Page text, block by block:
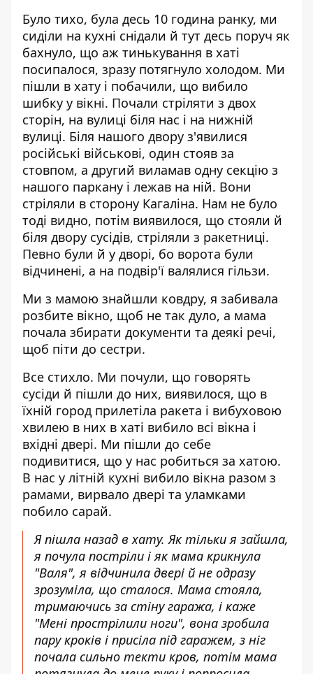
Було тихо, була десь 10 година ранку, ми
сиділи на кухні снідали й тут десь поруч як
бахнуло, що аж тинькування в хаті
посипалося, зразу потягнуло холодом. Ми
пішли в хату і побачили, що вибило
шибку у вікні. Почали стріляти з двох
сторін, на вулиці біля нас і на нижній
вулиці. Біля нашого двору з'явилися
російські військові, один стояв за
стовпом, а другий виламав одну секцію з
нашого паркану і лежав на ній. Вони
стріляли в сторону Кагаліна. Нам не було
тоді видно, потім виявилося, що стояли й
біля двору сусідів, стріляли з ракетниці.
Певно були й у дворі, бо ворота були
відчинені, а на подвір'ї валялися гільзи.
Ми з мамою знайшли ковдру, я забивала
розбите вікно, щоб не так дуло, а мама
почала збирати документи та деякі речі,
щоб піти до сестри.
Все стихло. Ми почули, що говорять
сусіди й пішли до них, виявилося, що в
їхній город прилетіла ракета і вибуховою
хвилею в них в хаті вибило всі вікна і
вхідні двері. Ми пішли до себе
подивитися, що у нас робиться за хатою.
В нас у літній кухні вибило вікна разом з
рамами, вирвало двері та уламками
побило сарай.
Я пішла назад в хату. Як тільки я зайшла,
я почула постріли і як мама крикнула
"Валя", я відчинила двері й не одразу
зрозуміла, що сталося. Мама стояла,
тримаючись за стіну гаража, і каже
"Мені прострілили ноги", вона зробила
пару кроків і присіла під гаражем, з ніг
почала сильно текти кров, потім мама